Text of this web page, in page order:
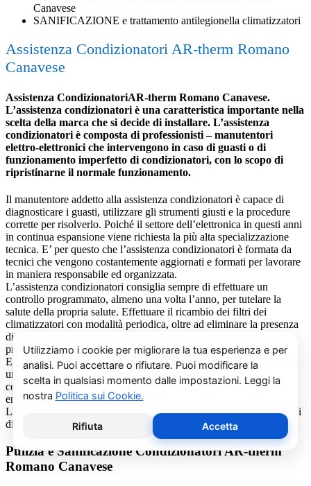
Canavese
SANIFICAZIONE e trattamento antilegionella climatizzatori
Assistenza Condizionatori AR-therm Romano
Canavese
Assistenza CondizionatoriAR-therm Romano Canavese.
L’assistenza condizionatori è una caratteristica importante nella
scelta della marca che si decide di installare. L’assistenza
condizionatori è composta di professionisti – manutentori
elettro-elettronici che intervengono in caso di guasti o di
funzionamento imperfetto di condizionatori, con lo scopo di
ripristinarne il normale funzionamento.
Il manutentore addetto alla assistenza condizionatori è capace di
diagnosticare i guasti, utilizzare gli strumenti giusti e la procedure
corrette per risolverlo. Poiché il settore dell’elettronica in questi anni
in continua espansione viene richiesta la più alta specializzazione
tecnica. E’ per questo che l’assistenza condizionatori è formata da
tecnici che vengono costantemente aggiornati e formati per lavorare
in maniera responsabile ed organizzata.
L’assistenza condizionatori consiglia sempre di effettuare un
controllo programmato, almeno una volta l’anno, per tutelare la
salute della propria salute. Effettuare il ricambio dei filtri dei
climatizzatori con modalità periodica, oltre ad eliminare la presenza
di acari, polveri, pollini e muffe (spesso causa di cattivi odori),
previene il prolificarsi del batterio del virus della Legionella.
E’ sempre possibile richiedere al centro di assistenza condizionatori
una consulenza gratuita per un montaggio di un nuovo
condizionatore o sulle ultime normative in materia di risparmio
energetico.
La salute e il benessere sono quindi essere gli obiettivi fondamentali
di un addetto alla assistenza condizionatori.
Pulizia e Sanificazione Condizionatori AR-therm
Romano Canavese